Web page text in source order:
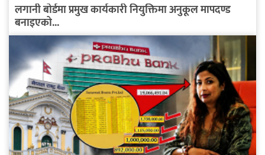
लगानी बोर्डमा प्रमुख कार्यकारी नियुक्तिमा अनुकूल मापदण्ड
बनाइएको...